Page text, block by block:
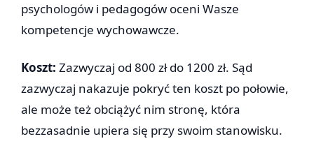
psychologów i pedagogów oceni Wasze
kompetencje wychowawcze.
Koszt: Zazwyczaj od 800 zł do 1200 zł. Sąd
zazwyczaj nakazuje pokryć ten koszt po połowie,
ale może też obciążyć nim stronę, która
bezzasadnie upiera się przy swoim stanowisku.